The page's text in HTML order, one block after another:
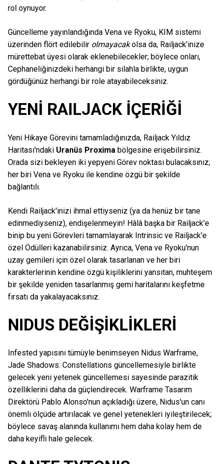
rol oynuyor.
Güncelleme yayınlandığında Vena ve Ryoku, KIM sistemi
üzerinden flört edilebilir olmayacakolsa da, Railjack’inize
mürettebat üyesi olarak eklenebilecekler; böylece onları,
Cephaneliğinizdeki herhangi bir silahla birlikte, uygun
gördüğünüz herhangi bir role atayabileceksiniz.
YENİ RAILJACK İÇERİĞİ
Yeni Hikaye Görevini tamamladığınızda, Railjack Yıldız
Haritası'ndaki Uranüs Proxima bölgesine erişebilirsiniz.
Orada sizi bekleyen iki yepyeni Görev noktası bulacaksınız;
her biri Vena ve Ryoku ile kendine özgü bir şekilde
bağlantılı.
Kendi Railjack'inizi ihmal ettiyseniz (ya da henüz bir tane
edinmediyseniz), endişelenmeyin! Hâlâ başka bir Railjack'e
binip bu yeni Görevleri tamamlayarak Intrinsic ve Railjack'e
özel Ödülleri kazanabilirsiniz. Ayrıca, Vena ve Ryoku'nun
uzay gemileri için özel olarak tasarlanan ve her biri
karakterlerinin kendine özgü kişiliklerini yansıtan, muhteşem
bir şekilde yeniden tasarlanmış gemi haritalarını keşfetme
fırsatı da yakalayacaksınız.
NIDUS DEĞİŞİKLİKLERİ
Infested yapısını tümüyle benimseyen Nidus Warframe,
Jade Shadows: Constellations güncellemesiyle birlikte
gelecek yeni yetenek güncellemesi sayesinde parazitik
özelliklerini daha da güçlendirecek. Warframe Tasarım
Direktörü Pablo Alonso'nun açıkladığı üzere, Nidus'un canı
önemli ölçüde artırılacak ve genel yetenekleri iyileştirilecek;
böylece savaş alanında kullanımı hem daha kolay hem de
daha keyifli hale gelecek.